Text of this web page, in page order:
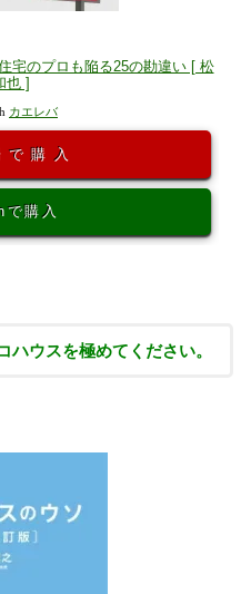
宅のプロも陥る25の勘違い [ 松
也 ]
カエレバ
で購入
購入
ハウスを極めてください。